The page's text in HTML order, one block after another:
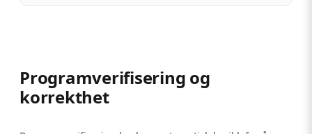
Programverifisering og
korrekthet